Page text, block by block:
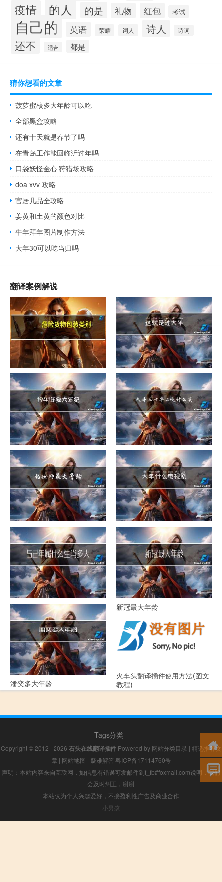
疫情 的人 的是 礼物 红包 考试
自己的 英语 荣耀 词人 诗人 诗词
还不 适合 都是
猜你想看的文章
菠萝蜜核多大年龄可以吃
全部黑盒攻略
还有十天就是春节了吗
在青岛工作能回临沂过年吗
口袋妖怪金心 狩猎场攻略
doa xvv 攻略
官居几品全攻略
姜黄和土黄的颜色对比
牛年拜年图片制作方法
大年30可以吃当归吗
翻译案例解说
危险货物包装类别 这就是过大年
1941年多大年纪 大年三十早上吃什么美白
化妆师最大年龄 大年什么电视剧
52年属什么生肖多大年龄 新冠最大年龄
潘奕多大年龄
火车头翻译插件使用方法(图文
教程)
Tags分类
Copyright © 2012 - 2026 石头在线翻译插件Powered by 网站分类目录 | 精选推荐文
章 | 网站地图 | 疑难解答 粤ICP备17114760号
声明：本站内容来自互联网，如信息有错误可发邮件到f_fb#foxmail.com说明，我们
会及时纠正，谢谢
本站仅为个人兴趣爱好，不接盈利性广告及商业合作
小男孩